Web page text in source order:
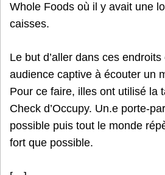
Whole Foods où il y avait une
caisses.
Le but d’aller dans ces
audience captive à écouter un
Pour ce faire, illes ont utilisé la
Check d’Occupy. Un.e porte-
possible puis tout le monde
fort que possible.